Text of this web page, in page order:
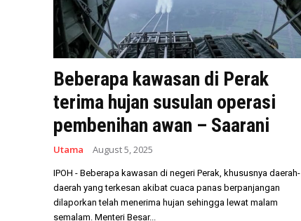
Beberapa kawasan di Perak
terima hujan susulan operasi
pembenihan awan – Saarani
Utama August 5, 2025
IPOH - Beberapa kawasan di negeri Perak, khususnya daerah-
daerah yang terkesan akibat cuaca panas berpanjangan
dilaporkan telah menerima hujan sehingga lewat malam
semalam. Menteri Besar...